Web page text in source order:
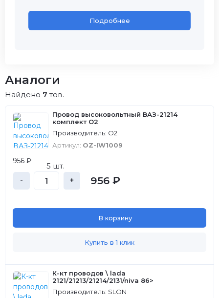
Подробнее
Аналоги
Найдено 7 тов.
Провод высоковольтный ВАЗ-21214
комплект О2
Производитель: О2
Артикул: OZ-IW1009
956 ₽
5 шт.
- + 956 ₽
В корзину
Купить в 1 клик
К-кт проводов \ lada
2121/21213/21214/2131/niva 86>
Производитель: SLON